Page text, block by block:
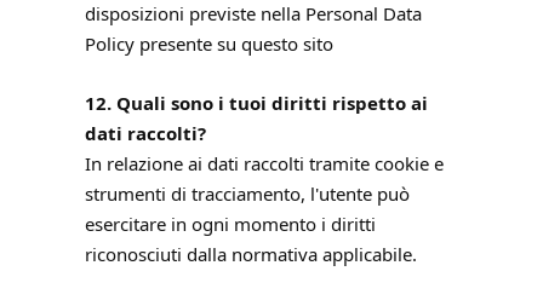
disposizioni previste nella Personal Data
Policy presente su questo sito
12. Quali sono i tuoi diritti rispetto ai
dati raccolti?
In relazione ai dati raccolti tramite cookie e
strumenti di tracciamento, l'utente può
esercitare in ogni momento i diritti
riconosciuti dalla normativa applicabile.